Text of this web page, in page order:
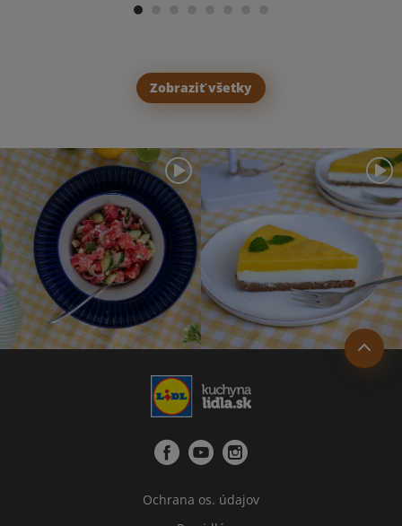
Zobraziť všetky
Ochrana os. údajov